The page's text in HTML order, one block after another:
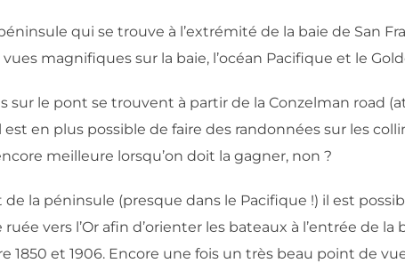
qui se trouve à l’extrémité de la baie de San
magnifiques sur la baie, l’océan Pacifique et le
sur le pont se trouvent à partir de la Conzelman road
est en plus possible de faire des randonnées sur les
meilleure lorsqu’on doit la gagner, non ?
de la péninsule (presque dans le Pacifique !) il est
vers l’Or afin d’orienter les bateaux à l’entrée de
1850 et 1906. Encore une fois un très beau point de